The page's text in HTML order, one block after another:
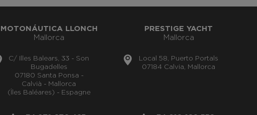
MOTONÁUTICA LLONCH
Mallorca
C/ Illes Balears, 33 - Son
Bugadelles
07180 Santa Ponsa -
Calvià - Mallorca
(Îles Baléares) - Espagne
PRESTIGE YACHT
Mallorca
Local 58, Puerto Portals
07184 Calvia, Mallorca